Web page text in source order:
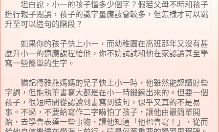
坦白說，小一的孩子懂多少個字？假若父母不時和孩子
進行親子閱讀，孩子的識字量應該會較多，但怎樣才可以跳
升至可以造句的階段？
如果你的孩子快上小一，而幼稚園在高班那年又沒有甚
麼升小一的適應課程給他，你不妨試試和他在家認讀甚至學
寫一些簡單的生字。
猶記得雅燕媽媽的兒子快上小一時，他雖然能認讀好些
字詞，但能執筆書寫大都是在小一時鍛鍊出來的。但要一個
孩子，很短時間從認讀到書寫到造句，似乎又真的不是易
事。不過，不要給寫作二字嚇怕了孩子，讓他由最簡單開
始，去學會表達一些事物，讓他知道「他也會寫！」，從而